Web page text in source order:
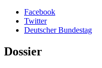
Facebook
Twitter
Deutscher Bundestag
Dossier